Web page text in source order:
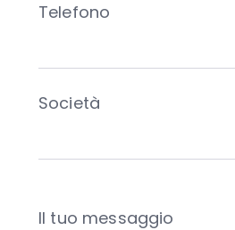
Telefono
Società
Il tuo messaggio